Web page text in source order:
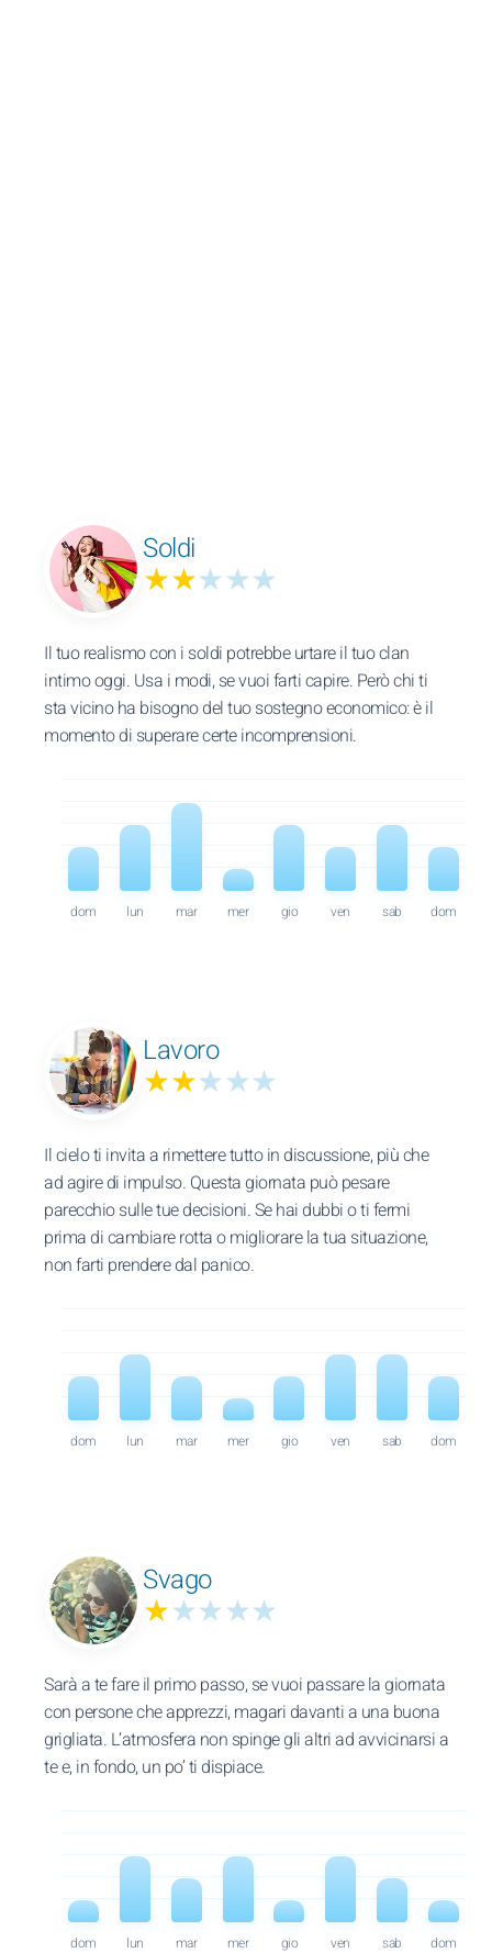
Soldi
★★★★★
Il tuo realismo con i soldi potrebbe urtare il tuo clan
intimo oggi. Usa i modi, se vuoi farti capire. Però chi ti
sta vicino ha bisogno del tuo sostegno economico: è il
momento di superare certe incomprensioni.
dom lun mar mer gio ven sab dom
Lavoro
★★★★★
Il cielo ti invita a rimettere tutto in discussione, più che
ad agire di impulso. Questa giornata può pesare
parecchio sulle tue decisioni. Se hai dubbi o ti fermi
prima di cambiare rotta o migliorare la tua situazione,
non farti prendere dal panico.
dom lun mar mer gio ven sab dom
Svago
★★★★★
Sarà a te fare il primo passo, se vuoi passare la giornata
con persone che apprezzi, magari davanti a una buona
grigliata. L’atmosfera non spinge gli altri ad avvicinarsi a
te e, in fondo, un po’ ti dispiace.
dom lun mar mer gio ven sab dom